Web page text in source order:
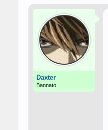
Daxter
Bannato